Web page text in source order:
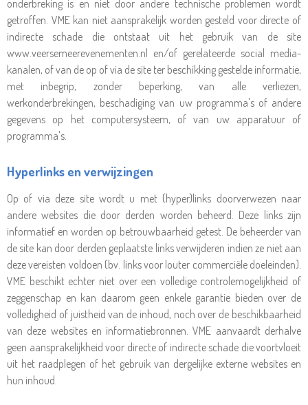
onderbreking is en niet door andere technische problemen wordt
getroffen. VME kan niet aansprakelijk worden gesteld voor directe of
indirecte schade die ontstaat uit het gebruik van de site
www.veersemeerevenementen.nl en/of gerelateerde social media-
kanalen, of van de op of via de site ter beschikking gestelde informatie,
met inbegrip, zonder beperking, van alle verliezen,
werkonderbrekingen, beschadiging van uw programma's of andere
gegevens op het computersysteem, of van uw apparatuur of
programma's.
Hyperlinks en verwijzingen
Op of via deze site wordt u met (hyper)links doorverwezen naar
andere websites die door derden worden beheerd. Deze links zijn
informatief en worden op betrouwbaarheid getest. De beheerder van
de site kan door derden geplaatste links verwijderen indien ze niet aan
deze vereisten voldoen (bv. links voor louter commerciële doeleinden).
VME beschikt echter niet over een volledige controlemogelijkheid of
zeggenschap en kan daarom geen enkele garantie bieden over de
volledigheid of juistheid van de inhoud, noch over de beschikbaarheid
van deze websites en informatiebronnen. VME aanvaardt derhalve
geen aansprakelijkheid voor directe of indirecte schade die voortvloeit
uit het raadplegen of het gebruik van dergelijke externe websites en
hun inhoud.